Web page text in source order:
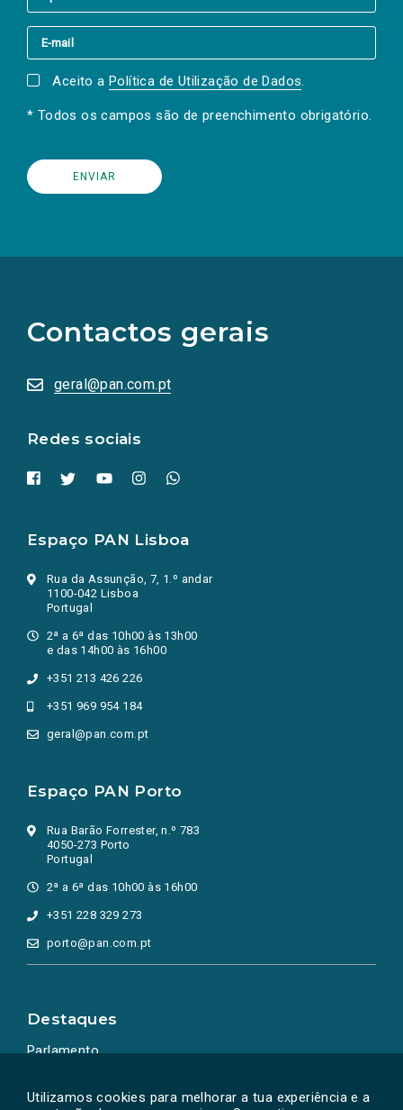
Utilizamos cookies para melhorar a tua experiência e a
Aceito a Política de Utilização de Dados.
* Todos os campos são de preenchimento obrigatório.
Contactos gerais
geral@pan.com.pt
Redes sociais
redes
sociais
numa
nova
Espaço PAN Lisboa
Rua da Assunção, 7, 1.º andar
1100-042 Lisboa
Portugal
2ª a 6ª das 10h00 às 13h00
e das 14h00 às 16h00
+351 213 426 226
+351 969 954 184
geral@pan.com.pt
Espaço PAN Porto
Rua Barão Forrester, n.º 783
4050-273 Porto
Portugal
2ª a 6ª das 10h00 às 16h00
+351 228 329 273
porto@pan.com.pt
Destaques
Parlamento